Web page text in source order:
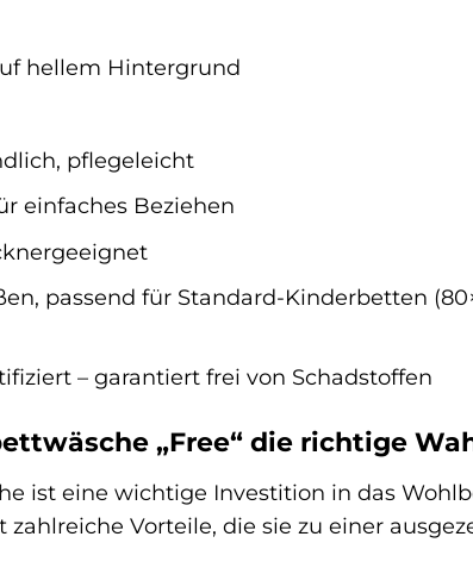
hellem Hintergrund
pflegeleicht
einfaches Beziehen
passend für Standard-Kinderbetten
– garantiert frei von Schadstoffen
„Free“ die richtige
ist eine wichtige Investition in das
zahlreiche Vorteile, die sie zu einer